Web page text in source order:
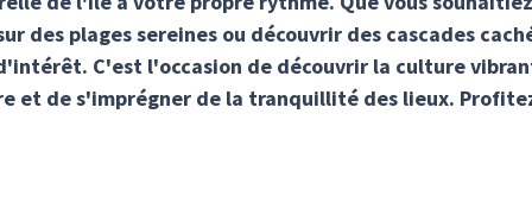
des plages sereines ou découvrir des cascades
C'est l'occasion de découvrir la culture
et de s'imprégner de la tranquillité des lieux.